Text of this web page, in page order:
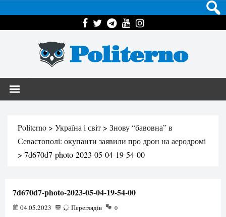
Politerno
Politerno > Україна і світ > Знову “бавовна” в
Севастополі: окупанти заявили про дрон на аеродромі
> 7d670d7-photo-2023-05-04-19-54-00
7d670d7-photo-2023-05-04-19-54-00
04.05.2023 64 Переглядів 0